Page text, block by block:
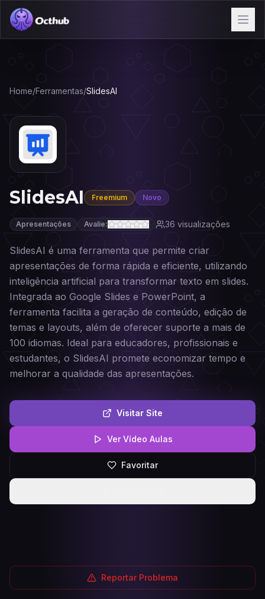
Home/Ferramentas/SlidesAI
SlidesAI Freemium Novo
Apresentações Avalie: 36 visualizações
SlidesAI é uma ferramenta que permite criar
apresentações de forma rápida e eficiente, utilizando
inteligência artificial para transformar texto em slides.
Integrada ao Google Slides e PowerPoint, a
ferramenta facilita a geração de conteúdo, edição de
temas e layouts, além de oferecer suporte a mais de
100 idiomas. Ideal para educadores, profissionais e
estudantes, o SlidesAI promete economizar tempo e
melhorar a qualidade das apresentações.
Visitar Site
Ver Vídeo Aulas
Favoritar
Reportar Problema